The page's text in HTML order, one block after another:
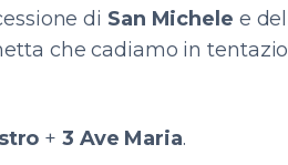
di San Michele e
che cadiamo in
+3 Ave Maria.